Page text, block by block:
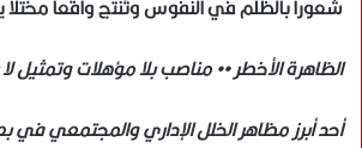
شعوراً بالظلم في النفوس وتُنتج واقعاً مختلاً
الظاهرة الأخطر •• مناصب بلا مؤهلات وتمثيل
أحد أبرز مظاهر الخلل الإداري والمجتمعي